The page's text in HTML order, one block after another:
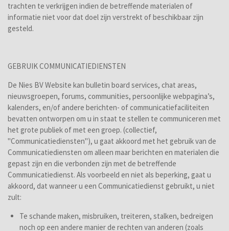
trachten te verkrijgen indien de betreffende materialen of
informatie niet voor dat doel zijn verstrekt of beschikbaar zijn
gesteld.
GEBRUIK COMMUNICATIEDIENSTEN
De Nies BV Website kan bulletin board services, chat areas,
nieuwsgroepen, forums, communities, persoonlijke webpagina’s,
kalenders, en/of andere berichten- of communicatiefaciliteiten
bevatten ontworpen om u in staat te stellen te communiceren met
het grote publiek of met een groep. (collectief,
"Communicatiediensten"), u gaat akkoord met het gebruik van de
Communicatiediensten om alleen maar berichten en materialen die
gepast zijn en die verbonden zijn met de betreffende
Communicatiedienst. Als voorbeeld en niet als beperking, gaat u
akkoord, dat wanneer u een Communicatiedienst gebruikt, u niet
zult:
Te schande maken, misbruiken, treiteren, stalken, bedreigen
noch op een andere manier de rechten van anderen (zoals